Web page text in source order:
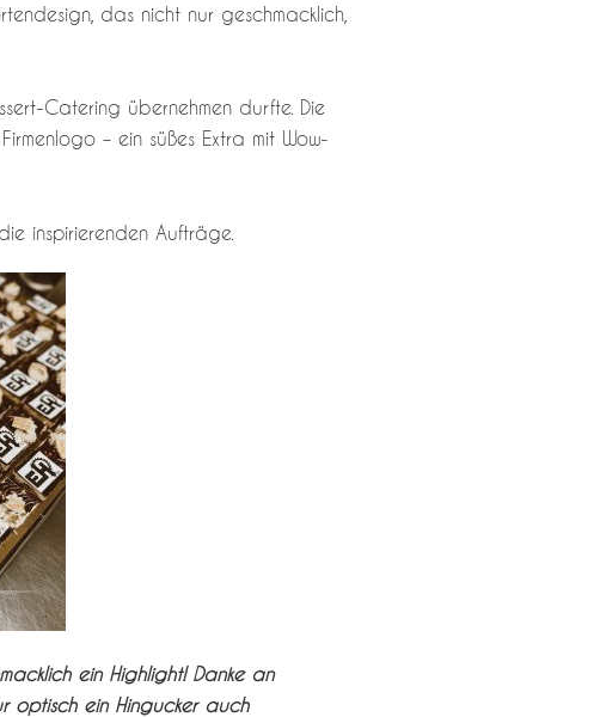
das nicht nur geschmacklich,
Catering übernehmen durfte. Die
– ein süßes Extra mit Wow-
inspirierenden Aufträge.
ein Highlight! Danke an
optisch ein Hingucker auch